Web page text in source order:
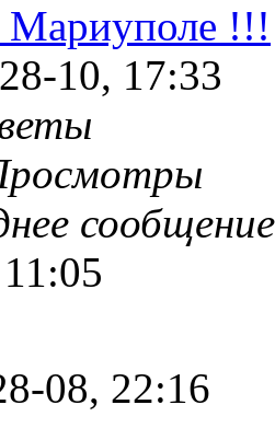
Мариуполе !!!
10, 17:33
08, 22:16